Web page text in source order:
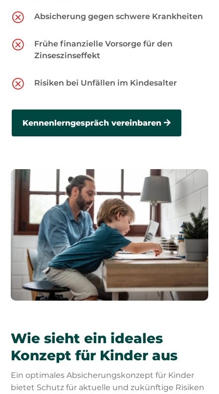
Q Absicherung gegen schwere Krankheiten
Q
Frühe finanzielle Vorsorge für den
Zinseszinseffekt
Q Risiken bei Unfällen im Kindesalter
Kennenlerngespräch vereinbaren
Wie sieht ein ideales
Konzept für Kinder aus
Ein optimales Absicherungskonzept für Kinder
bietet Schutz für aktuelle und zukünftige Risiken